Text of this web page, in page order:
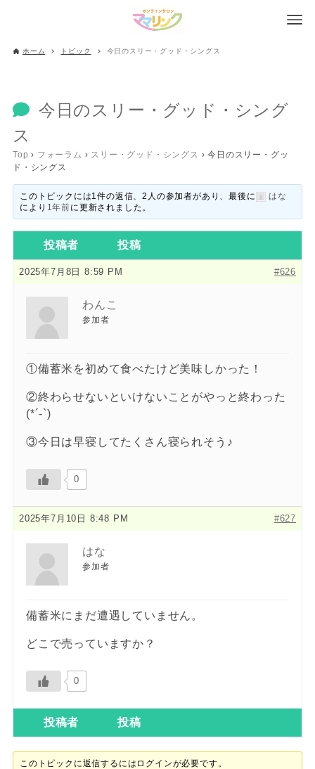
ホーム トピック 今日のスリー・グッド・シングス
今日のスリー・グッド・シング
ス
Top › フォーラム › スリー・グッド・シングス › 今日のスリー・グッ
ド・シングス
このトピックには1件の返信、2人の参加者があり、最後に
はな
により 1年前に更新されました。
投稿者 投稿
2025年7月8日 8:59 PM #626
わんこ
参加者
①備蓄米を初めて食べたけど美味しかった！
②終わらせないといけないことがやっと終わった
(*´-`)
③今日は早寝してたくさん寝られそう♪
0
2025年7月10日 8:48 PM #627
はな
参加者
備蓄米にまだ遭遇していません。
どこで売っていますか？
0
投稿者 投稿
このトピックに返信するにはログインが必要です。